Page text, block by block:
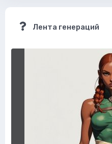
Лента генераций